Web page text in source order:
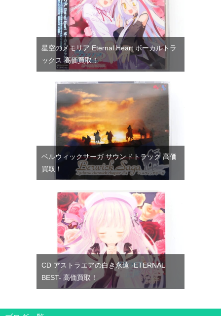
星空のメモリア Eternal Heart ボーカルトラ
ックス 高価買取！
ベルウィックサーガ サウンドトラック 高価
買取！
CD アストラエアの白き永遠 -ETERNAL
BEST- 高価買取！